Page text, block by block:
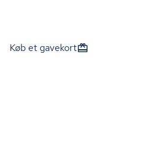
Køb et gavekort